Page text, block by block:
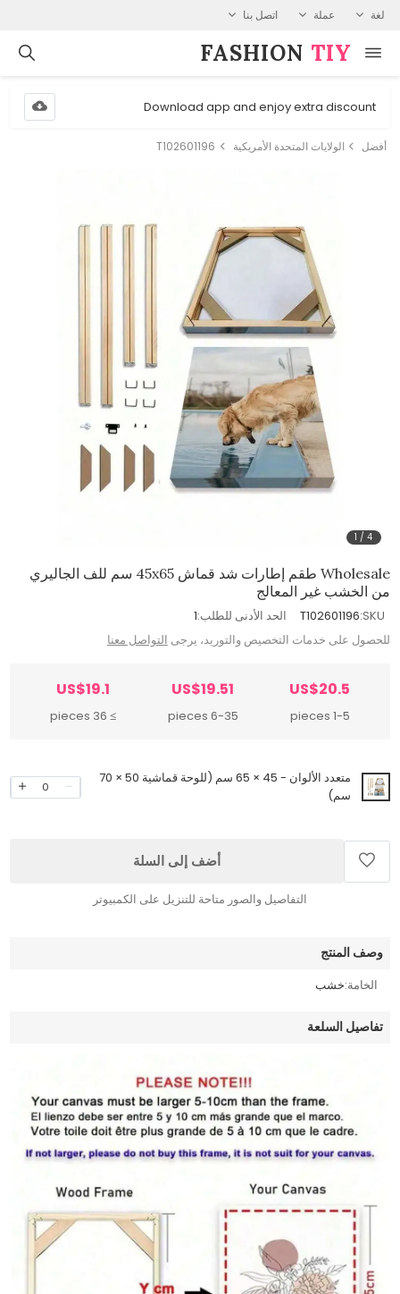
لغة عملة اتصل بنا
FASHION⁠ TIY
Download app and enjoy extra discount
أفضل الولايات المتحدة الأمريكية T102601196
1 /4
Wholesale طقم إطارات شد قماش 45x65 سم للف الجاليري
من الخشب غير المعالج
SKU:
T102601196 الحد الأدنى للطلب:1
للحصول على خدمات التخصيص والتوريد، يرجى التواصل معنا
US$20.5
1-5 pieces
US$19.51
6-35 pieces
US$19.1
≥ 36 pieces
متعدد الألوان - 45 × 65 سم (للوحة قماشية 50 × 70
سم)
0
أضف إلى السلة
التفاصيل والصور متاحة للتنزيل على الكمبيوتر
وصف المنتج
الخامة:خشب
تفاصيل السلعة